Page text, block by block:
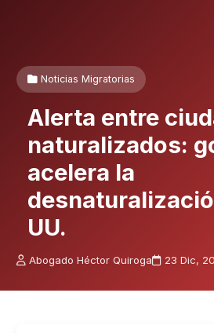
Noticias Migratorias
Alerta entre
naturalizados:
acelera la
UU.
Abogado Héctor Quiroga 23 Dic,